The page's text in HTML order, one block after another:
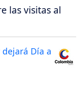
las visitas al